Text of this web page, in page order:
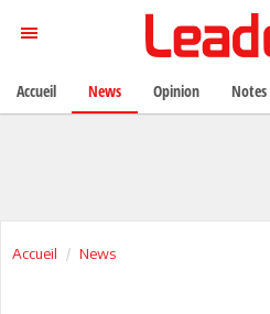
Accueil News
Accueil News Opinion Notes